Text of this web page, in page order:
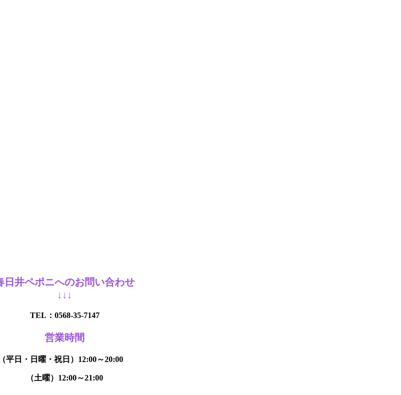
日井ペポニへのお問い合わせ
↓↓↓
TEL：0568-35-7147
営業時間
（平日・日曜・祝日）12:00～20:00
（土曜）12:00～21:00